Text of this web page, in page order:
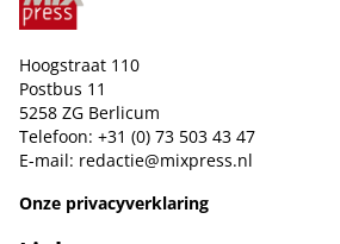
Hoogstraat 110
Postbus 11
5258 ZG Berlicum
Telefoon: +31 (0) 73 503 43 47
E-mail: redactie@mixpress.nl
Onze privacyverklaring